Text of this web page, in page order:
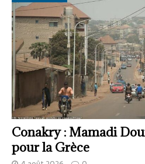
Conakry : Mamadi
pour la Grèce